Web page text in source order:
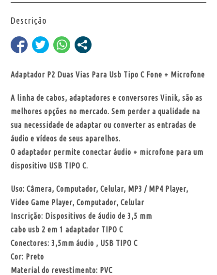
Descrição
Adaptador P2 Duas Vias Para Usb Tipo C Fone + Microfone
A linha de cabos, adaptadores e conversores Vinik, são as
melhores opções no mercado. Sem perder a qualidade na
sua necessidade de adaptar ou converter as entradas de
áudio e vídeos de seus aparelhos.
O adaptador permite conectar áudio + microfone para um
dispositivo USB TIPO C.
Uso: Câmera, Computador, Celular, MP3 / MP4 Player,
Video Game Player, Computador, Celular
Inscrição: Dispositivos de áudio de 3,5 mm
cabo usb 2 em 1 adaptador TIPO C
Conectores: 3,5mm áudio , USB TIPO C
Cor: Preto
Material do revestimento: PVC